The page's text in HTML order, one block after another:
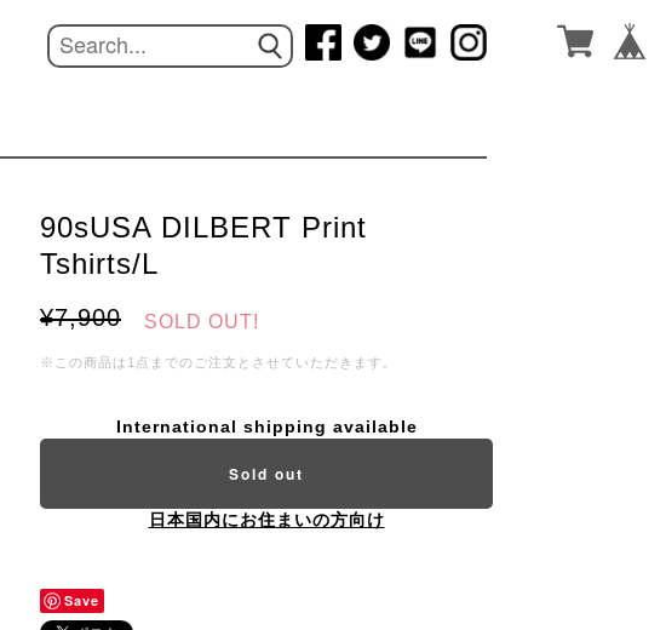
90sUSA DILBERT Print
Tshirts/L
¥7,900 SOLD OUT!
※この商品は1点までのご注文とさせていただきます。
International shipping available
Sold out
日本国内にお住まいの方向け
Save